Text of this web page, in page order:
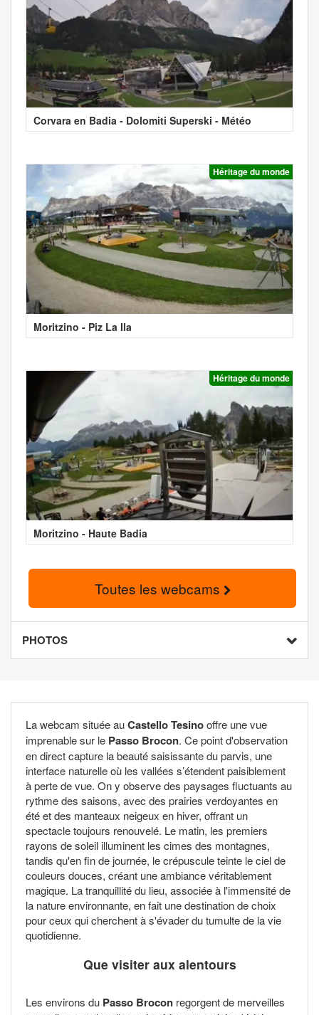
Corvara en Badia - Dolomiti Superski - Météo
Héritage du monde
Moritzino - Piz La Ila
Héritage du monde
Moritzino - Haute Badia
Toutes les webcams
PHOTOS
La webcam située auCastello Tesinooffre une vue
imprenable sur le Passo Brocon. Ce point d'observation
en direct capture la beauté saisissante du parvis, une
interface naturelle où les vallées s’étendent paisiblement
à perte de vue. On y observe des paysages fluctuants au
rythme des saisons, avec des prairies verdoyantes en
été et des manteaux neigeux en hiver, offrant un
spectacle toujours renouvelé. Le matin, les premiers
rayons de soleil illuminent les cimes des montagnes,
tandis qu'en fin de journée, le crépuscule teinte le ciel de
couleurs douces, créant une ambiance véritablement
magique. La tranquillité du lieu, associée à l'immensité de
la nature environnante, en fait une destination de choix
pour ceux qui cherchent à s'évader du tumulte de la vie
quotidienne.
Que visiter aux alentours
Les environs du Passo Brocon regorgent de merveilles